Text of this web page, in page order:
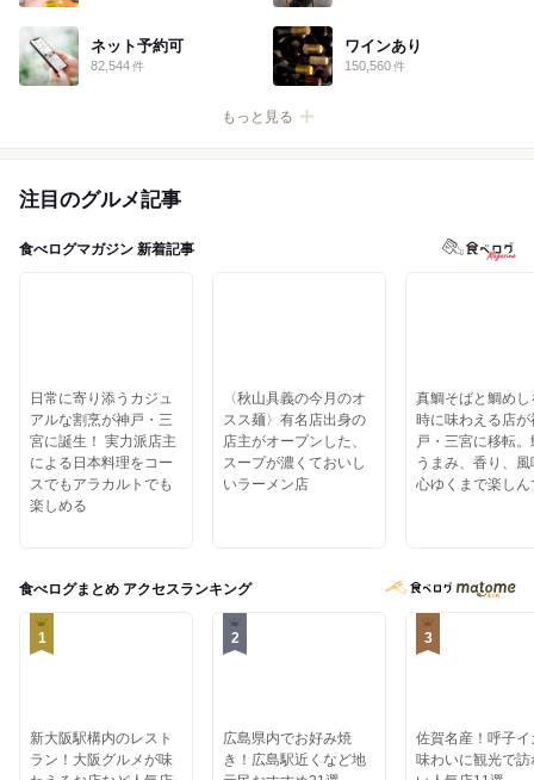
ネット予約可
82,544件
ワインあり
150,560 件
注目のグルメ記事
食べログマガジン 新着記事
日常に寄り添うカジュ
アルな割烹が神戸・三
宮に誕生！ 実力派店主
による日本料理をコー
スでもアラカルトでも
楽しめる
〈秋山具義の今月のオ
スス麺〉有名店出身の
店主がオープンした、
スープが濃くておいし
いラーメン店
真鯛そばと鯛めし
時に味わえる店が
戸・三宮に移転。
うまみ、香り、風
心ゆくまで楽しん
食べログまとめ アクセスランキング
1
新大阪駅構内のレスト
ラン！大阪グルメが味
2
広島県内でお好み焼
き！広島駅近くなど地
3
佐賀名産！呼子イ
味わいに観光で訪